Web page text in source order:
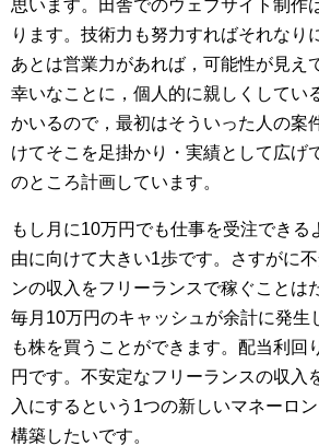
思います。田舎でのウェブサイト制作
ります。技術力も努力すればそれなり
あとは営業力があれば，可能性が見え
幸いなことに，個人的に親しくしてい
かいるので，最初はそういった人の案
けてそこを足掛かり・実績として広げ
のところ計画しています。
もし月に10万円でも仕事を受注できる
由に向けて大きい1歩です。さすがに
ンの収入をフリーランスで稼ぐことは
毎月10万円のキャッシュが余計に発生
も株を買うことができます。配当利回
円です。不安定なフリーランスの収入
入にするという1つの新しいマネーロ
構築したいです。